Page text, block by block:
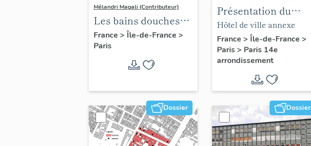
Mélandri Magali (Contributeur)
Les bains douches
municipaux de la
ville de Paris
France > Île-de-France >
Paris
Présentation du
mobilier de la mairie
annexe
Hôtel de ville annexe
France > Île-de-France >
Paris> Paris 14e
arrondissement
Dossier Dossier